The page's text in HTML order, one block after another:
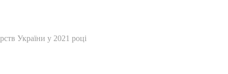
України у 2021 році